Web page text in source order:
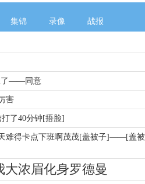
集锦 录像 战报
了——同意
害
了40分钟[捂脸]
难得卡点下班啊茂茂[盖被子]——[盖
大浓眉化身罗德曼